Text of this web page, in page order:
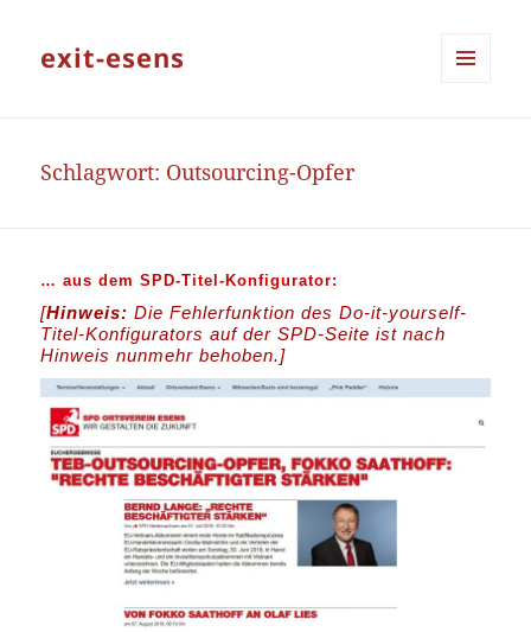
exit-esens
Schlagwort: Outsourcing-Opfer
… aus dem SPD-Titel-Konfigurator:
[Hinweis: Die Fehlerfunktion des Do-it-yourself-
Titel-Konfigurators auf der SPD-Seite ist nach
Hinweis nunmehr behoben.]